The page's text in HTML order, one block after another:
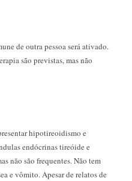
de outra pessoa será ativado.
são previstas, mas não
hipotireoidismo e
endócrinas tireóide e
não são frequentes. Não tem
e vômito. Apesar de relatos de